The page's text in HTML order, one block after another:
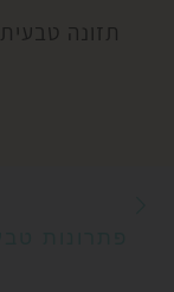
תזונה טבעית